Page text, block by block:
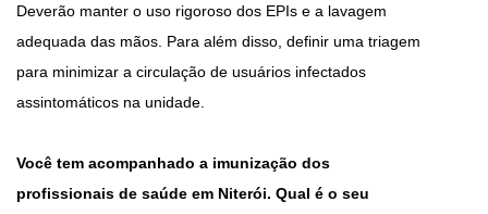
Deverão manter o uso rigoroso dos EPIs e a lavagem
adequada das mãos. Para além disso, definir uma triagem
para minimizar a circulação de usuários infectados
assintomáticos na unidade.
Você tem acompanhado a imunização dos
profissionais de saúde em Niterói. Qual é o seu